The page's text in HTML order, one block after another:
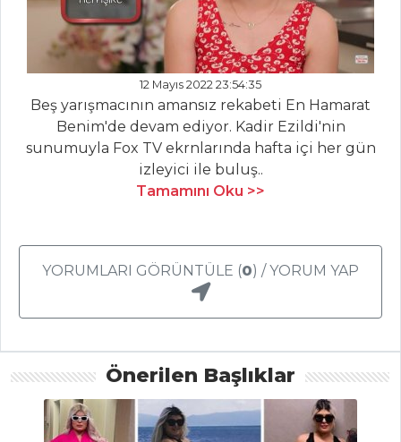
PASTA VE
TATLILAR
Mısır Unlu ve
Peynirli Kek
Tencere Tatlısı
Tahin Pekmezli
12 Mayıs 2022 23:54:35
Beş yarışmacının amansız rekabeti En Hamarat
Benim'de devam ediyor. Kadir Ezildi'nin
sunumuyla Fox TV ekrnlarında hafta içi her gün
izleyici ile buluş..
Tamamını Oku >>
YORUMLARI GÖRÜNTÜLE (0
Önerilen Başlıklar